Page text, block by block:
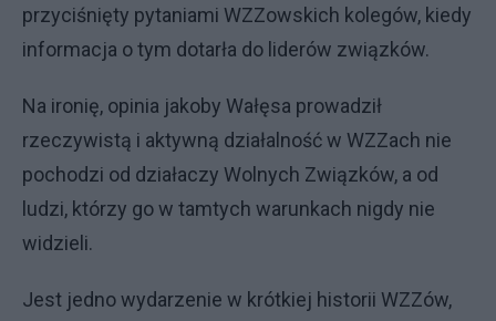
przyciśnięty pytaniami WZZowskich kolegów, kiedy
informacja o tym dotarła do liderów związków.
Na ironię, opinia jakoby Wałęsa prowadził
rzeczywistą i aktywną działalność w WZZach nie
pochodzi od działaczy Wolnych Związków, a od
ludzi, którzy go w tamtych warunkach nigdy nie
widzieli.
Jest jedno wydarzenie w krótkiej historii WZZów,